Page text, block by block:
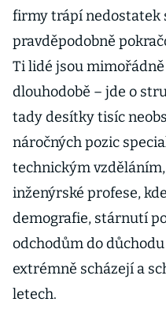
firmy trápí nedostatek
pravděpodobně
Ti lidé jsou
dlouhodobě – jde o
tady desítky tisíc
náročných pozic
technickým
inženýrské profese,
demografie, stárnutí
odchodům do
extrémně scházejí a
letech.